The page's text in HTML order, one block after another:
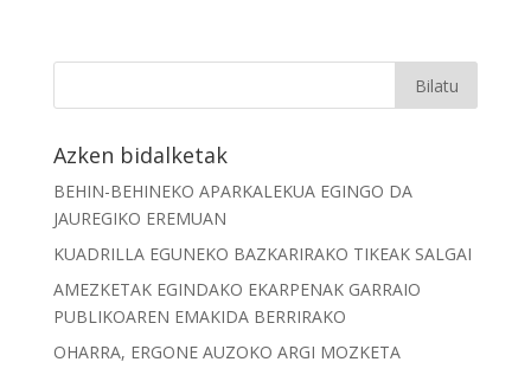
Azken bidalketak
BEHIN-BEHINEKO APARKALEKUA EGINGO DA
JAUREGIKO EREMUAN
KUADRILLA EGUNEKO BAZKARIRAKO TIKEAK SALGAI
AMEZKETAK EGINDAKO EKARPENAK GARRAIO
PUBLIKOAREN EMAKIDA BERRIRAKO
OHARRA, ERGONE AUZOKO ARGI MOZKETA